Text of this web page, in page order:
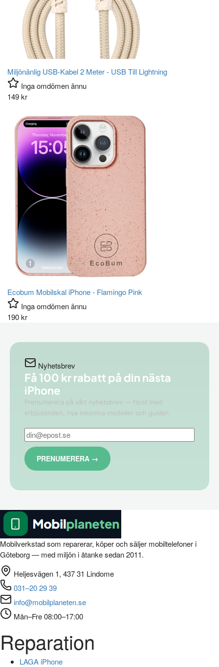
Miljönänlig USB-Kabel 2 Meter - USB Till Lightning
Inga omdömen ännu
149kr
Ecobum Mobilskal iPhone - Flamingo Pink
Inga omdömen ännu
190kr
Nyhetsbrev
Få 100 kr rabatt på din nästa
iPhone
Prenumerera på vårt nyhetsbrev — först med
erbjudanden, nya inkomna modeller och guider.
Mobilverkstad som reparerar, köper och säljer mobiltelefoner i
Göteborg — med miljön i åtanke sedan 2011.
Heljesvägen 1, 437 31 Lindome
031–20 29 39
info@mobilplaneten.se
Mån–Fre 08:00–17:00
Reparation
LAGA iPhone